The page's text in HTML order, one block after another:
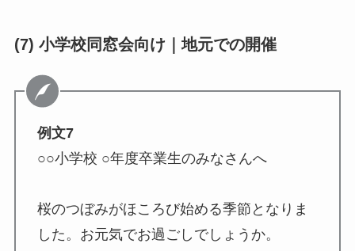
(7) 小学校同窓会向け｜地元での開催
例文7
○○小学校 ○年度卒業生のみなさんへ
桜のつぼみがほころび始める季節となりま
した。お元気でお過ごしでしょうか。